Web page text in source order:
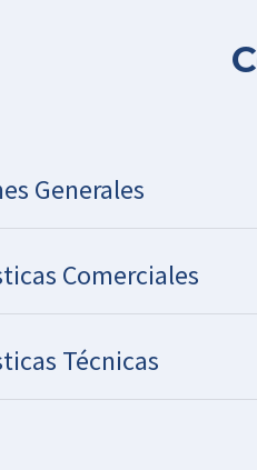
Generales
Comerciales
Técnicas